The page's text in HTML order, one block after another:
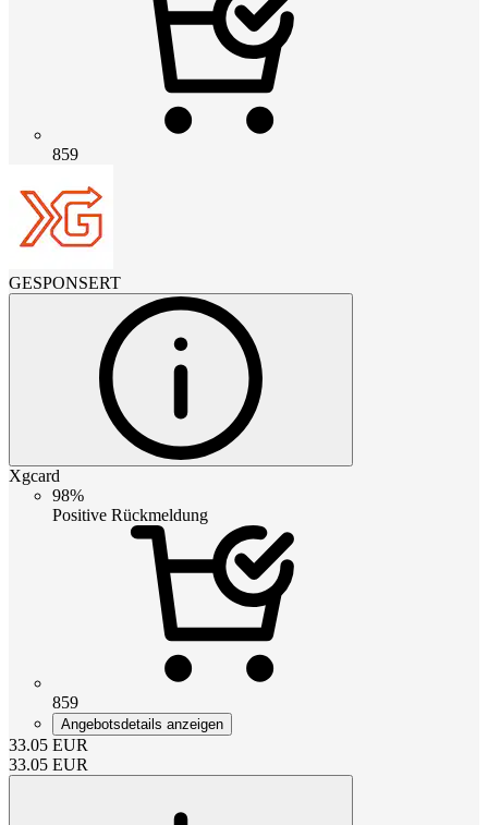
859
GESPONSERT
Xgcard
98%
Positive Rückmeldung
859
Angebotsdetails anzeigen
33.05 EUR
33.05 EUR